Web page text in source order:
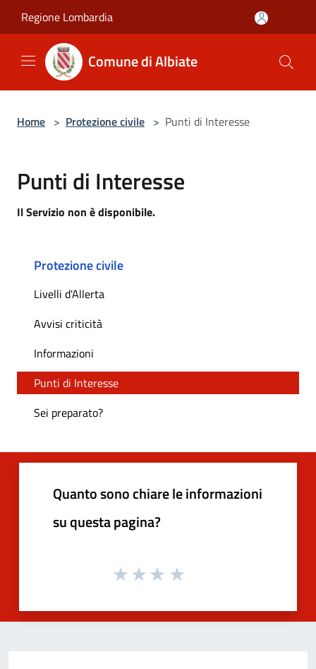
Regione Lombardia
Comune di Albiate
Home > Protezione civile > Punti di Interesse
Punti di Interesse
Il Servizio non è disponibile.
Protezione civile
Livelli d'Allerta
Avvisi criticità
Informazioni
Punti di Interesse
Sei preparato?
Quanto sono chiare le informazioni
su questa pagina?